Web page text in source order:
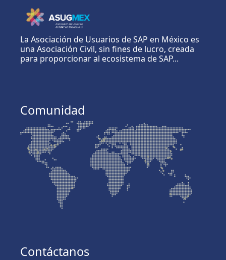
La Asociación de Usuarios de SAP en México es
una Asociación Civil, sin fines de lucro, creada
para proporcionar al ecosistema de SAP...
Comunidad
Contáctanos